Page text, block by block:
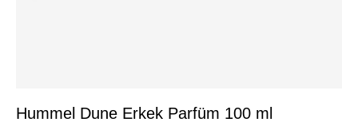
Hummel Dune Erkek Parfüm 100 ml